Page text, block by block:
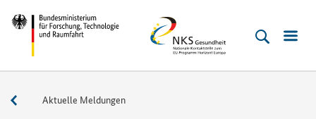
Direkt
zum
Inhalt
(Eingabetaste)
Direkt
zum
Hauptmenu
(Eingabetaste)
Direkt
zur
Suche
(Eingabetaste)
Direkt
zur
Fußleiste
(Enter)
Bundesministerium
und
NKS
Gesundheit
Service
Aktuelle Meldungen